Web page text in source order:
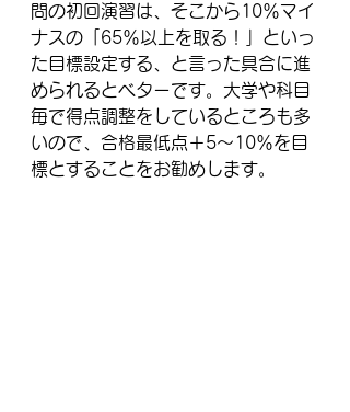
問の初回演習は、そこから10％マイ
ナスの「65％以上を取る！」といっ
た目標設定する、と言った具合に進
められるとベターです。大学や科目
毎で得点調整をしているところも多
いので、合格最低点＋5～10％を目
標とすることをお勧めします。